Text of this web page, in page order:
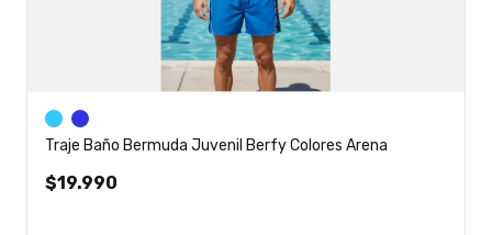
Traje Baño Bermuda Juvenil Berfy Colores Arena
$19.990